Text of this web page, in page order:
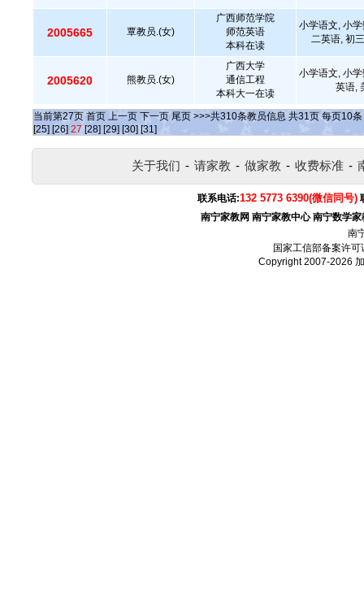
2005665 覃教员.(女)
广西师范学院
师范英语
本科在读
小学语文, 小
二英语, 初
2005620 熊教员.(女)
广西大学
通信工程
本科大一在读
小学语文, 小
英语,
当前第27页 首页 上一页 下一页 尾页 >>>共310条教员信息 共31页 每页10条
[25] [26] 27 [28] [29] [30] [31]
关于我们 - 请家教 - 做家教 - 收费标准 -
联系电话:132 5773 6390(微信同号)
南宁家教网 南宁家教中心 南宁数学家
南
国家工信部备案许可
Copyright 2007-2026